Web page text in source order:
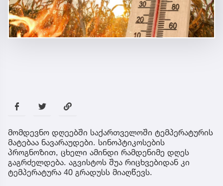
მომდევნო დღეებში საქართველოში ტემპერატურის
მატებაა ნავარაუდები. სინოპტიკოსების
პროგნოზით, ცხელი ამინდი რამდენიმე დღეს
გაგრძელდება. აგვისტოს შუა რიცხვებიდან კი
ტემპერატურა 40 გრადუსს მიაღწევს.